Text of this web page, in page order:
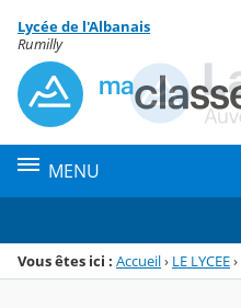
Menu de la rubrique
Contenu
Lycée de l'Albanais
Rumilly
MENU
Vous êtes ici : Accueil› LE LYCEE›